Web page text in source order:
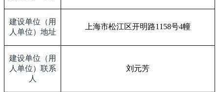
建设单位（用
人单位）地址
上海市松江区开明路1158号4幢
建设单位（用
人单位）联系
人
刘元芳